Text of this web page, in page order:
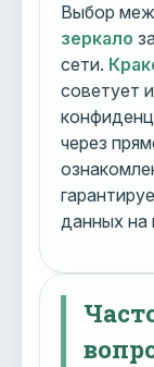
Выбор
зеркало
сети.
советует
через
данных на